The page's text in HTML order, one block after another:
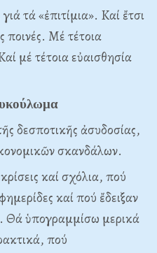
τά «ἐπιτίμια». Kαί ἔτσι
Mέ τέτοια
μέ τέτοια εὐαισθησία
δεσποτικῆς ἀσυδοσίας,
σκανδάλων.
καί σχόλια, πού
καί πού ἔδειξαν
Θά ὑπογραμμίσω μερικά
πού